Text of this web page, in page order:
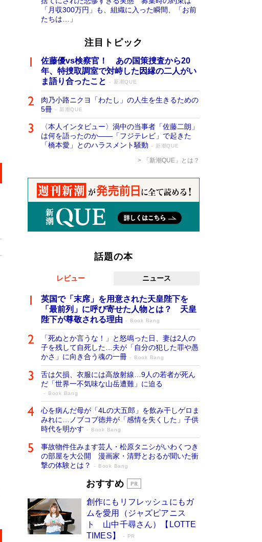
「月収300万円」も、組織に入った瞬間、「お前
たちは…」
注目トピック
佐藤優vs検察官！ あの国策捜査から20
年、特捜取調室で対峙した因縁の二人がい
ま語り合ったこと
新潮QUE
肉乃小路ニクヨ「わたし」の人生を生きるための
5冊
新潮QUE
〈本人インタビュー〉渦中の当事者「佐藤二朗」
は何を語ったのか――「フジテレビ」で起きた
「橋本愛」とのハラスメント騒動
新潮QUE
「新潮QUE」とは？
話題の本
レビュー ニュース
英国で「末席」を用意された天皇陛下を
「最前列」に呼び寄せた人物とは？ 天皇
陛下が尊敬される理由
Book Bang
「死ぬとか言うな！」と怒鳴った日、妻は2人の
子を残して自死した…夫が「自分の犯した罪や愚
かさ」に向き合う魂の一冊
Book Bang
舌は欠損、衣服には高放射線…9人の若者が死ん
だ「世界一不気味な山岳遭難」に迫る
Book Bang
心を病んだ母が「4Lの大五郎」を飲み干しゲロま
みれに…ノブコブ徳井が「感情を失くした」子供
時代を明かす
Book Bang
事故物件住みます芸人・松原タニシがいわくつき
の部屋を大公開 漫画家・清野とおるが聞いた衝
撃の体験とは？
Book Bang
追悼・東野圭吾さん 週間ベストセラーラ
など代表作が並ぶ［文庫ベストセラー］
Book Bang
竹内由恵の前に現れた「テレビ観ないんだよね
おすすめ
創作にもリフレッシュにもガ
ムを愛用（ジャズピアニス
ト 山中千尋さん）【LOTTE
TIMES】
PR